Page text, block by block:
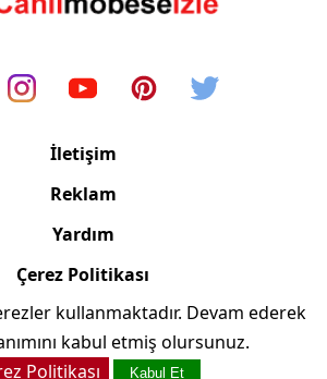
İletişim
Reklam
Yardım
Çerez Politikası
© 2006/2024 Canlimobeseizle.net
kullanmaktadır. Devam ederek
kabul etmiş olursunuz.
Politikası
Kabul Et